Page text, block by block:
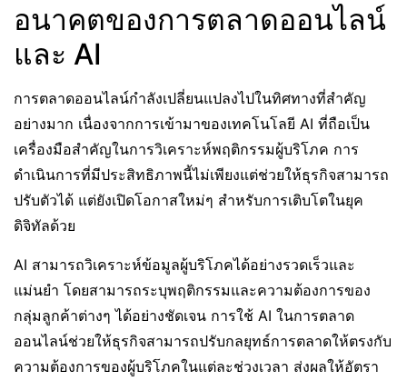
อนาคตของการตลาดออนไลน์
และ AI
การตลาดออนไลน์กำลังเปลี่ยนแปลงไปในทิศทางที่สำคัญ
อย่างมาก เนื่องจากการเข้ามาของเทคโนโลยี AI ที่ถือเป็น
เครื่องมือสำคัญในการวิเคราะห์พฤติกรรมผู้บริโภค การ
ดำเนินการที่มีประสิทธิภาพนี้ไม่เพียงแต่ช่วยให้ธุรกิจสามารถ
ปรับตัวได้ แต่ยังเปิดโอกาสใหม่ๆ สำหรับการเติบโตในยุค
ดิจิทัลด้วย
AI สามารถวิเคราะห์ข้อมูลผู้บริโภคได้อย่างรวดเร็วและ
แม่นยำ โดยสามารถระบุพฤติกรรมและความต้องการของ
กลุ่มลูกค้าต่างๆ ได้อย่างชัดเจน การใช้ AI ในการตลาด
ออนไลน์ช่วยให้ธุรกิจสามารถปรับกลยุทธ์การตลาดให้ตรงกับ
ความต้องการของผู้บริโภคในแต่ละช่วงเวลา ส่งผลให้อัตรา